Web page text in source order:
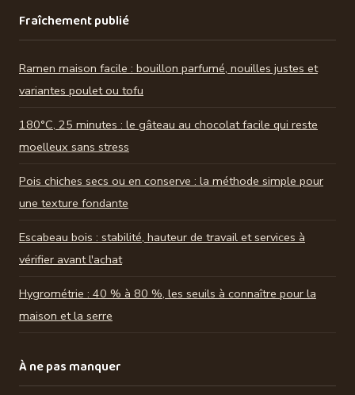
Fraîchement publié
Ramen maison facile : bouillon parfumé, nouilles justes et
variantes poulet ou tofu
180°C, 25 minutes : le gâteau au chocolat facile qui reste
moelleux sans stress
Pois chiches secs ou en conserve : la méthode simple pour
une texture fondante
Escabeau bois : stabilité, hauteur de travail et services à
vérifier avant l'achat
Hygrométrie : 40 % à 80 %, les seuils à connaître pour la
maison et la serre
À ne pas manquer